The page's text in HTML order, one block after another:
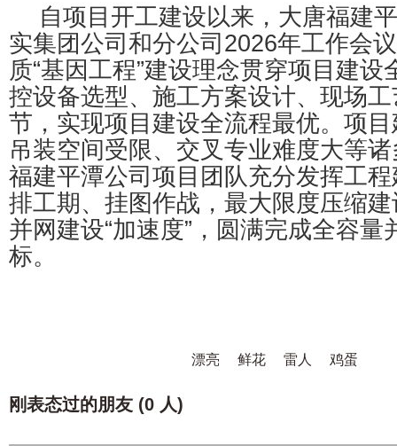
自项目开工建设以来，大唐福建
实集团公司和分公司2026年工作会
质“基因工程”建设理念贯穿项目建
控设备选型、施工方案设计、现场
节，实现项目建设全流程最优。项
吊装空间受限、交叉专业难度大等
福建平潭公司项目团队充分发挥工
排工期、挂图作战，最大限度压缩
并网建设“加速度”，圆满完成全容量
标。
漂亮 鲜花 雷人 鸡蛋
刚表态过的朋友 (0 人)